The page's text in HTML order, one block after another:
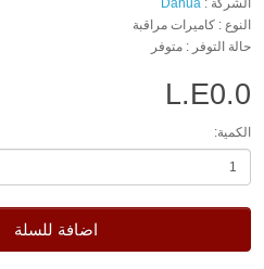
الشركة : Dahua
النوع : كاميرات مراقبة
حالة التوفر : متوفر
L.E0.0
الكمية:
اضافة للسلة